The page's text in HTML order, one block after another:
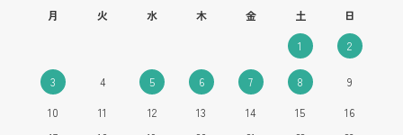
月 火 水 木 金 土 日
1 2
3 4 5 6 7 8
9
10
11 12 13 14 15
16